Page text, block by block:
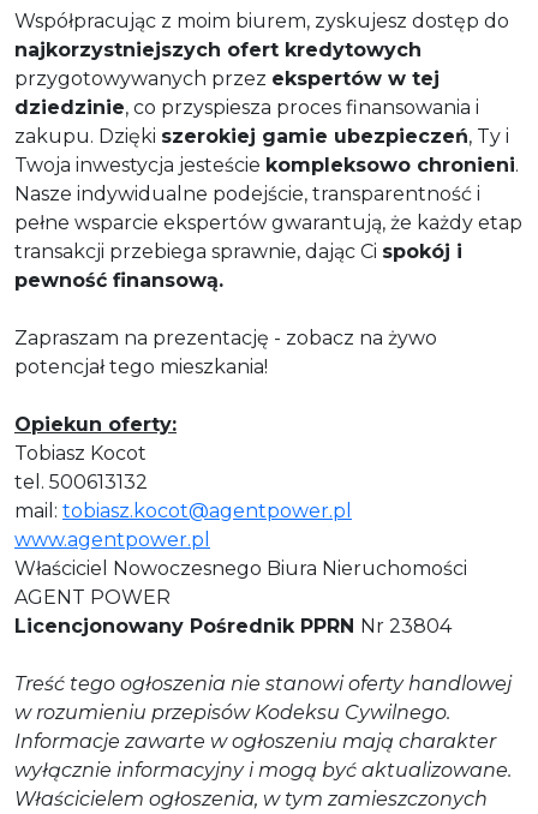
Współpracując z moim biurem, zyskujesz dostęp do
najkorzystniejszych ofert kredytowych
przygotowywanych przez ekspertów w tej
dziedzinie, co przyspiesza proces finansowania i
zakupu. Dzięki szerokiej gamie ubezpieczeń, Ty i
Twoja inwestycja jesteście kompleksowo chronieni.
Nasze indywidualne podejście, transparentność i
pełne wsparcie ekspertów gwarantują, że każdy etap
transakcji przebiega sprawnie, dając Ci spokój i
pewność finansową.
Zapraszam na prezentację - zobacz na żywo
potencjał tego mieszkania!
Opiekun oferty:
Tobiasz Kocot
tel. 500613132
mail: tobiasz.kocot@agentpower.pl
www.agentpower.pl
Właściciel Nowoczesnego Biura Nieruchomości
AGENT POWER
Licencjonowany Pośrednik PPRN Nr 23804
Treść tego ogłoszenia nie stanowi oferty handlowej
w rozumieniu przepisów Kodeksu Cywilnego.
Informacje zawarte w ogłoszeniu mają charakter
wyłącznie informacyjny i mogą być aktualizowane.
Właścicielem ogłoszenia, w tym zamieszczonych